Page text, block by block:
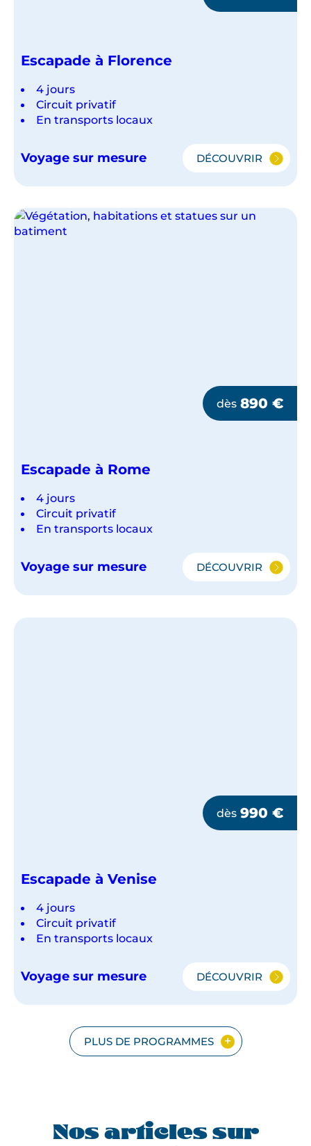
Escapade à Florence
4 jours
Circuit privatif
En transports locaux
Voyage sur mesure DÉCOUVRIR
ESCAPADE
dès 890 €
Escapade à Rome
4 jours
Circuit privatif
En transports locaux
Voyage sur mesure DÉCOUVRIR
ESCAPADE
dès 990 €
Escapade à Venise
4 jours
Circuit privatif
En transports locaux
Voyage sur mesure DÉCOUVRIR
ESCAPADE
PLUS DE PROGRAMMES
Nos articles sur